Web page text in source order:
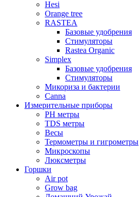
Hesi
Orange tree
RASTEA
Базовые удобрения
Стимуляторы
Rastea Organic
Simplex
Базовые удобрения
Стимуляторы
Микориза и бактерии
Canna
Измерительные приборы
PH метры
TDS метры
Весы
Термометры и гигрометры
Микроскопы
Люксметры
Горшки
Air pot
Grow bag